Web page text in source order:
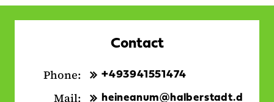
Contact
Phone: +493941551474
Mail:
heineanum@halberstadt.d